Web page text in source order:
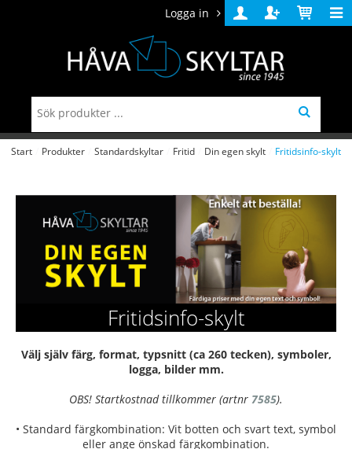
Logga in
Logga
in
Skapa
konto
Varukorg
Start Produkter Standardskyltar Fritid Din egen skylt Fritidsinfo-skylt
Fritidsinfo-skylt
Välj själv färg, format, typsnitt (ca 260 tecken), symboler,
logga, bilder mm.
OBS! Startkostnad tillkommer (artnr 7585).
• Standard färgkombination: Vit botten och svart text, symbol
eller ange önskad färgkombination.